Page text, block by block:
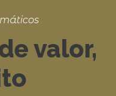
valor,